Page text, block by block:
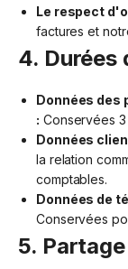
Le respect
factures et
4. Durées
Données des
: Conservées
Données
la relation
comptables.
Données de
Conservées
5.